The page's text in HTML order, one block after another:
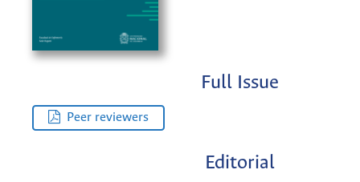
Full Issue
Peer reviewers
Editorial